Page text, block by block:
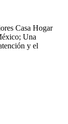
Casa Hogar
Una
y el